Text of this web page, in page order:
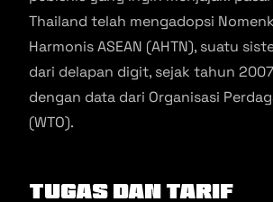
Thailand telah mengadopsi
Harmonis ASEAN (AHTN), suatu
dari delapan digit, sejak tahun
dengan data dari Organisasi
(WTO)​​.
Tugas dan Tarif